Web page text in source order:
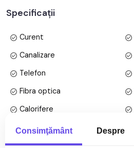
• Dormitor;
Finisajele interioare sunt clasice
• Usi interioare: celulare;
• Tamplarie ferestre: pvc, termopan;
• Podele: parchet, gresie.
Utilitati si dotari:
Specificații
Curent
Canalizare
Telefon
Fibra optica
Calorifere
Bloc izolat termic
Faianta
Mai multe specificații
Consimţământ Despre